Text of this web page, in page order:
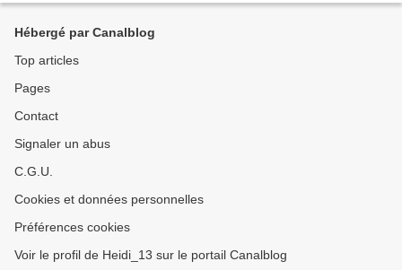
Hébergé par Canalblog
Top articles
Pages
Contact
Signaler un abus
C.G.U.
Cookies et données personnelles
Préférences cookies
Voir le profil de Heidi_13 sur le portail Canalblog